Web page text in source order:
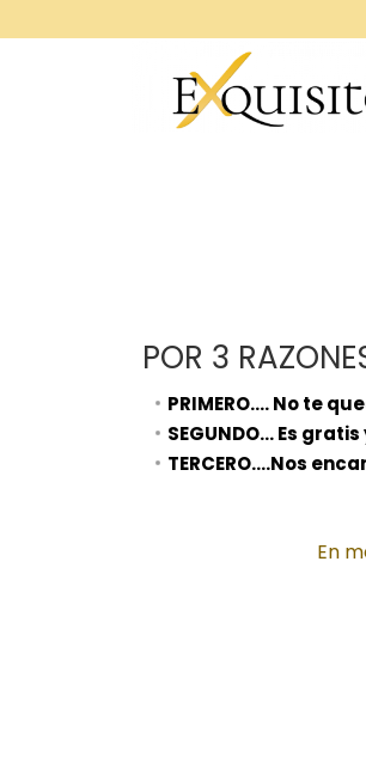
POR 3
PRIMERO.... No te
SEGUNDO... Es
TERCERO....Nos
En